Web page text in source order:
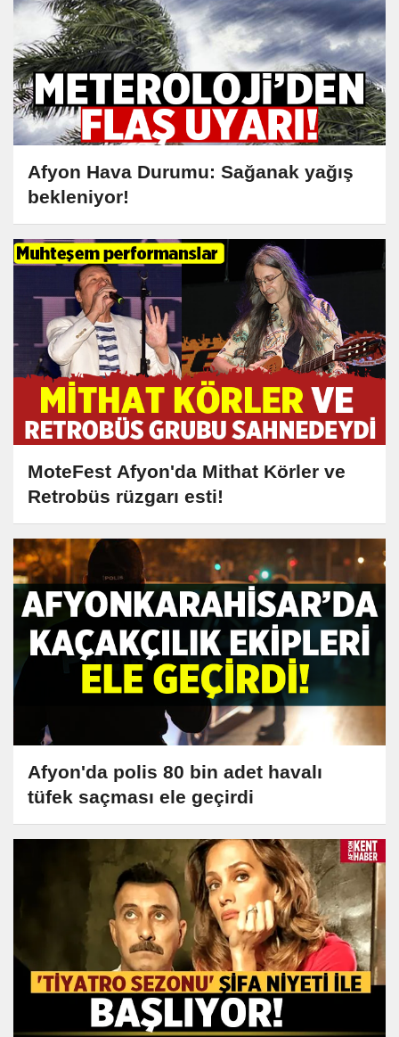
Afyon Hava Durumu: Sağanak yağış
bekleniyor!
MoteFest Afyon'da Mithat Körler ve
Retrobüs rüzgarı esti!
Afyon'da polis 80 bin adet havalı
tüfek saçması ele geçirdi